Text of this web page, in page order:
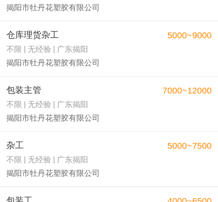
揭阳市牡丹花塑胶有限公司
仓库理货杂工
不限 | 无经验 | 广东揭阳
揭阳市牡丹花塑胶有限公司
5000~9000
包装主管
不限 | 无经验 | 广东揭阳
揭阳市牡丹花塑胶有限公司
7000~12000
杂工
不限 | 无经验 | 广东揭阳
揭阳市牡丹花塑胶有限公司
5000~7500